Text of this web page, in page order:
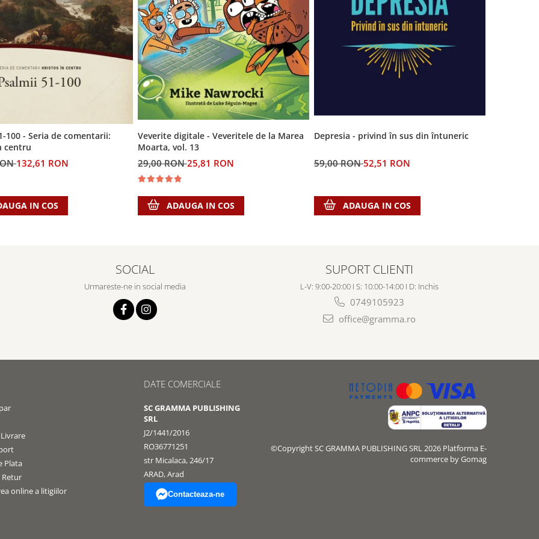
100 - Seria de comentarii:
centru
132,61 RON
IN COS
Veverite digitale - Veveritele de la Marea
Moarta, vol. 13
29,00 RON25,81 RON
ADAUGA IN COS
Depresia - privind în sus din întuneric
59,00 RON52,51 RON
ADAUGA IN COS
SOCIAL
Urmareste-ne in social media
SUPORT CLIENTI
L-V: 9:00-20:00 I S: 10:00-14:00 I D: Inchis
0749105923
office@gramma.ro
Plata
Retur
online a litigiilor
DATE COMERCIALE
SC GRAMMA PUBLISHING
SRL
J2/1441/2016
RO36771251
str Micalaca, 246/17
ARAD, Arad
Contacteaza-ne
©Copyright SC GRAMMA PUBLISHING SRL 2026 Platforma E-
commerce by Gomag